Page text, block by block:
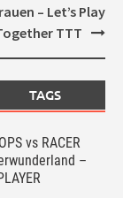
– Let’s Play
TTT
TAGS
vs RACER
–